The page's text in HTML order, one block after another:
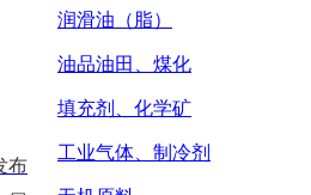
润滑油（脂）
油品油田、煤化
填充剂、化学矿
工业气体、制冷剂
布